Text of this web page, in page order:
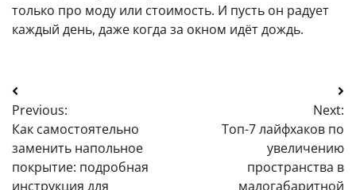
только про моду или стоимость. И пусть он радует
каждый день, даже когда за окном идёт дождь.
Навигация
по
записям
Previous:
Как самостоятельно
заменить напольное
покрытие: подробная
инструкция для
Next:
Топ-7 лайфхаков по
увеличению
пространства в
малогабаритной